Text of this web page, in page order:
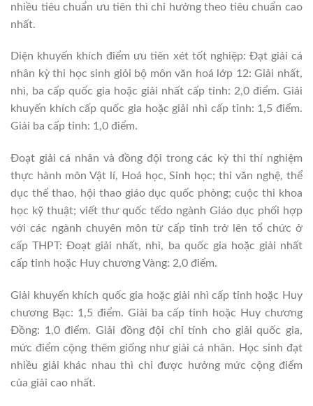
nhiều tiêu chuẩn ưu tiên thì chỉ hưởng theo tiêu chuẩn cao
nhất.
Diện khuyến khích điểm ưu tiên xét tốt nghiệp: Đạt giải cá
nhân kỳ thi học sinh giỏi bộ môn văn hoá lớp 12: Giải nhất,
nhì, ba cấp quốc gia hoặc giải nhất cấp tỉnh: 2,0 điểm. Giải
khuyến khích cấp quốc gia hoặc giải nhì cấp tỉnh: 1,5 điểm.
Giải ba cấp tỉnh: 1,0 điểm.
Đoạt giải cá nhân và đồng đội trong các kỳ thi thí nghiệm
thực hành môn Vật lí, Hoá học, Sinh học; thi văn nghệ, thể
dục thể thao, hội thao giáo dục quốc phòng; cuộc thi khoa
học kỹ thuật; viết thư quốc tếdo ngành Giáo dục phối hợp
với các ngành chuyên môn từ cấp tỉnh trở lên tổ chức ở
cấp THPT: Đoạt giải nhất, nhì, ba quốc gia hoặc giải nhất
cấp tỉnh hoặc Huy chương Vàng: 2,0 điểm.
Giải khuyến khích quốc gia hoặc giải nhì cấp tỉnh hoặc Huy
chương Bạc: 1,5 điểm. Giải ba cấp tỉnh hoặc Huy chương
Đồng: 1,0 điểm. Giải đồng đội chỉ tính cho giải quốc gia,
mức điểm cộng thêm giống như giải cá nhân. Học sinh đạt
nhiều giải khác nhau thì chỉ được hưởng mức cộng điểm
của giải cao nhất.